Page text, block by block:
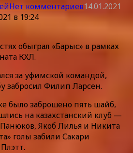
Нет комментариев14.01.2021
в 19:24
обыграл «Барыс» в рамках
КХЛ.
за уфимской командой,
забросил Филип Ларсен.
было заброшено пять шайб,
на казахстанский клуб —
Якоб Лилья и Никита
голы забили Сакари